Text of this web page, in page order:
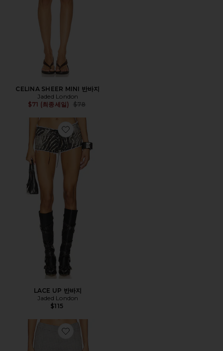
CELINA SHEER MINI 반바지
Jaded London
$71 (최종세일)
Previous price:
$78
Favorite LACE UP 반바지
LACE UP 반바지
Jaded London
$115
Favorite 맞춤형 미니 반바지